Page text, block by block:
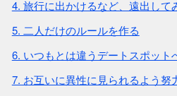
4. 旅行に出かけるなど、遠出して
5. 二人だけのルールを作る
6. いつもとは違うデートスポット
7. お互いに異性に見られるよう努